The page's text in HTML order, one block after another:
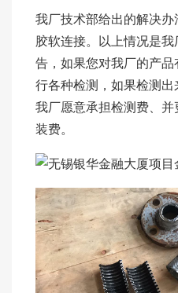
我厂技术部给出的解决
胶软连接。以上情况是
告，如果您对我厂的产
行各种检测，如果检测出
我厂愿意承担检测费、
装费。